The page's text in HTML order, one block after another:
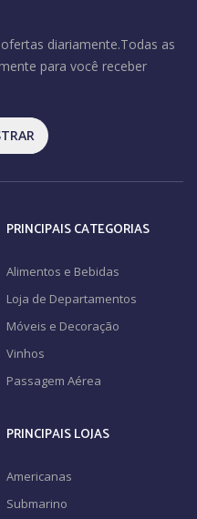
diariamente.Todas as
para você receber
PRINCIPAIS CATEGORIAS
Alimentos e Bebidas
Loja de Departamentos
Móveis e Decoração
Vinhos
Passagem Aérea
PRINCIPAIS LOJAS
Americanas
Submarino